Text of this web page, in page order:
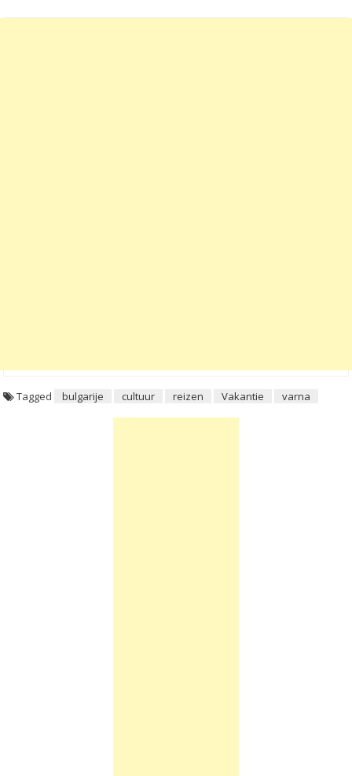
Tagged bulgarije cultuur reizen Vakantie varna